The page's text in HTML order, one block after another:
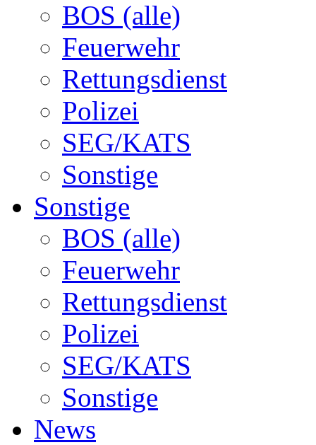
BOS (alle)
Feuerwehr
Rettungsdienst
Polizei
SEG/KATS
Sonstige
Sonstige
BOS (alle)
Feuerwehr
Rettungsdienst
Polizei
SEG/KATS
Sonstige
News